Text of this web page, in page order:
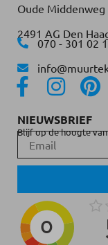
Oude Middenweg
2491 AG Den
070 - 301 02
NIEUWSBRIEF
Blijf op de hoogte